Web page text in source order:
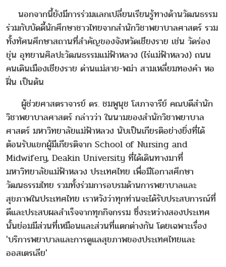
นอกจากนี้ยังมีการร่วมแลกเปลี่ยนเรียนรู้ทางด้านวัฒนธรรม
ร่วมกับบัดดี้นักศึกษาชาวไทยจากสำนักวิชาพยาบาลศาสตร์ รวม
ทั้งทัศนศึกษาสถานที่สำคัญของจังหวัดเชียงราย เช่น วัดร่อง
ขุ่น อุทยานศิลปะวัฒนธรรมแม่ฟ้าหลวง (ไร่แม่ฟ้าหลวง) ถนน
คนเดินเมืองเชียงราย ด่านแม่สาย-พม่า สามเหลี่ยมทองคำ หอ
ฝิ่น เป็นต้น
ผู้ช่วยศาสตราจารย์ ดร. ชมพูนุช โสภาจารีย์ คณบดีสำนัก
วิชาพยาบาลศาสตร์ กล่าวว่า ในนามของสำนักวิชาพยาบาล
ศาสตร์ มหาวิทยาลัยแม่ฟ้าหลวง นับเป็นเกียรติอย่างยิ่งที่ได้
ต้อนรับแขกผู้มีเกียรติจาก School of Nursing and
Midwifery, Deakin University ที่ได้เดินทางมาที่
มหาวิทยาลัยแม่ฟ้าหลวง ประเทศไทย เพื่อมีโอกาสศึกษา
วัฒนธรรมไทย รวมทั้งร่วมการอบรมด้านการพยาบาลและ
สุขภาพในประเทศไทย เราหวังว่าทุกท่านจะได้รับประสบการณ์ที่
ดีและประสบผลสำเร็จจากทุกกิจกรรม ซึ่งระหว่างสองประเทศ
นั้นย่อมมีส่วนที่เหมือนและส่วนที่แตกต่างกัน โดยเฉพาะเรื่อง
'บริการพยาบาลและการดูแลสุขภาพของประเทศไทยและ
ออสเตรเลีย'